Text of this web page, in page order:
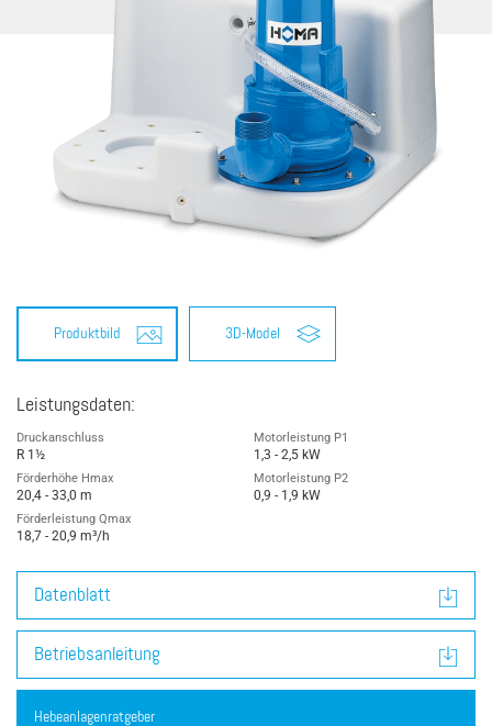
Produktbild 3D-Model
Leistungsdaten:
Druckanschluss
R 1½
Förderhöhe Hmax
20,4 - 33,0 m
Förderleistung Qmax
18,7 - 20,9 m³/h
Motorleistung P1
1,3 - 2,5 kW
Motorleistung P2
0,9 - 1,9 kW
Datenblatt
Betriebsanleitung
Hebeanlagenratgeber